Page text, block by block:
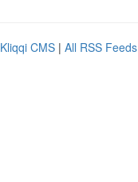
Kliqqi CMS | All RSS Feeds